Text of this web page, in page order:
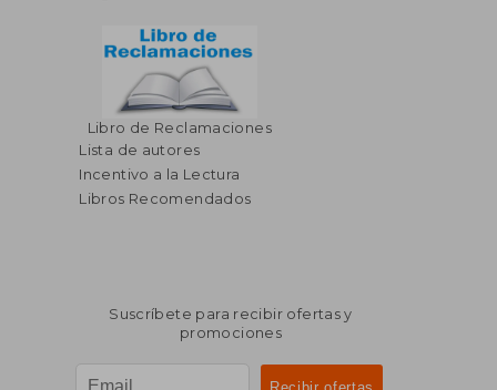
Libro de Reclamaciones
Lista de autores
Incentivo a la Lectura
Libros Recomendados
Suscríbete para recibir ofertas y
promociones